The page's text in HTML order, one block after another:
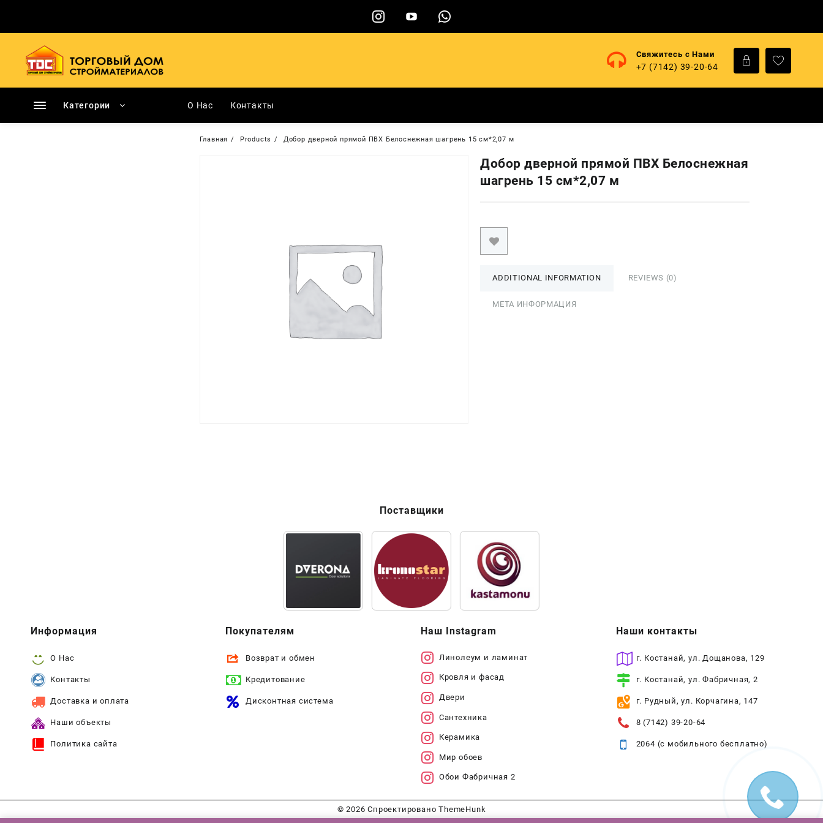
содержимому
Свяжитесь с Нами
+7 (7142) 39-20-64
Категории О Нас Контакты
Главная Products Добор дверной прямой ПВХ Белоснежная шагрень 15 см*2,07 м
Добор дверной прямой ПВХ Белоснежная
шагрень 15 см*2,07 м
ADDITIONAL INFORMATION REVIEWS (0)
МЕТА ИНФОРМАЦИЯ
Поставщики
Информация
О Нас
Контакты
Доставка и оплата
Наши объекты
Политика сайта
Покупателям
Возврат и обмен
Кредитование
Дисконтная система
Наш Instagram
Линолеум и ламинат
Кровля и фасад
Двери
Сантехника
Керамика
Мир обоев
Обои Фабричная 2
Наши контакты
г. Костанай, ул. Дощанова, 129
г. Костанай, ул. Фабричная, 2
г. Рудный, ул. Корчагина, 147
8 (7142) 39-20-64
2064 (с мобильного бесплатно)
© 2026Спроектировано ThemeHunk